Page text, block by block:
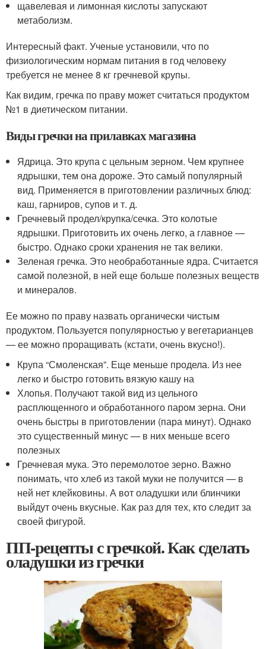
щавелевая и лимонная кислоты запускают
метаболизм.
Интересный факт. Ученые установили, что по
физиологическим нормам питания в год человеку
требуется не менее 8 кг гречневой крупы.
Как видим, гречка по праву может считаться продуктом
№1 в диетическом питании.
Виды гречки на прилавках магазина
Ядрица. Это крупа с цельным зерном. Чем крупнее
ядрышки, тем она дороже. Это самый популярный
вид. Применяется в приготовлении различных блюд:
каш, гарниров, супов и т. д.
Гречневый продел/крупка/сечка. Это колотые
ядрышки. Приготовить их очень легко, а главное —
быстро. Однако сроки хранения не так велики.
Зеленая гречка. Это необработанные ядра. Считается
самой полезной, в ней еще больше полезных веществ
и минералов.
Ее можно по праву назвать органически чистым
продуктом. Пользуется популярностью у вегетарианцев
— ее можно проращивать (кстати, очень вкусно!).
Крупа “Смоленская”. Еще меньше продела. Из нее
легко и быстро готовить вязкую кашу на
Хлопья. Получают такой вид из цельного
расплющенного и обработанного паром зерна. Они
очень быстры в приготовлении (пара минут). Однако
это существенный минус — в них меньше всего
полезных
Гречневая мука. Это перемолотое зерно. Важно
понимать, что хлеб из такой муки не получится — в
ней нет клейковины. А вот оладушки или блинчики
выйдут очень вкусные. Как раз для тех, кто следит за
своей фигурой.
ПП-рецепты с гречкой. Как сделать
оладушки из гречки